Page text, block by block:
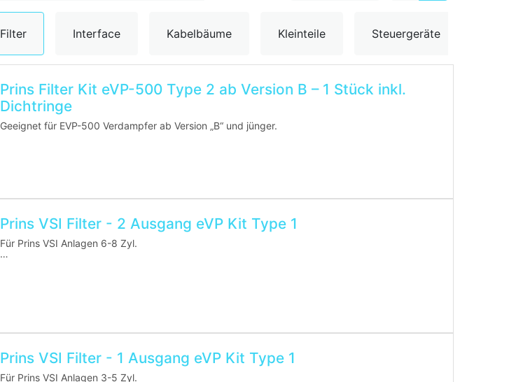
Filter Interface Kabelbäume Kleinteile Steuergeräte
Prins Filter Kit eVP-500 Type 2 ab Version B – 1 Stück inkl.
Dichtringe
Geeignet für EVP-500 Verdampfer ab Version „B“ und jünger.
Prins VSI Filter - 2 Ausgang eVP Kit Type 1
Für Prins VSI Anlagen 6-8 Zyl.
Prins VSI Filter - 1 Ausgang eVP Kit Type 1
Für Prins VSI Anlagen 3-5 Zyl.